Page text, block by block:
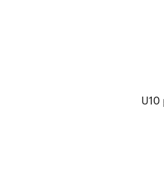
U10